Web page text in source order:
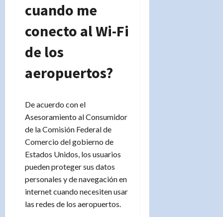
cuando me
conecto al Wi-Fi
de los
aeropuertos?
De acuerdo con el
Asesoramiento al Consumidor
de la Comisión Federal de
Comercio del gobierno de
Estados Unidos, los usuarios
pueden proteger sus datos
personales y de navegación en
internet cuando necesiten usar
las redes de los aeropuertos.